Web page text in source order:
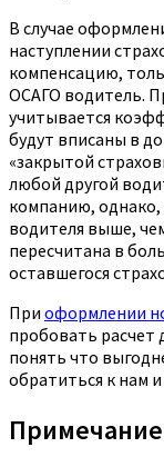
В случае
наступлении
компенсацию,
ОСАГО водитель.
учитывается
будут вписаны в
«закрытой
любой другой
компанию,
водителя выше,
пересчитана в
оставшегося
При оформлении
пробовать расчет
понять что
обратиться к нам
Примечание